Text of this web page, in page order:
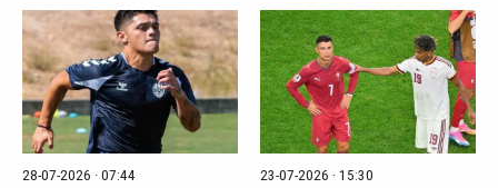
28-07-2026 · 07:44 23-07-2026 · 15:30